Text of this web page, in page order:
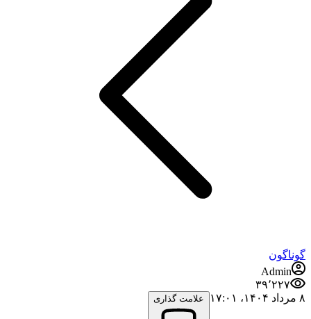
گوناگون
Admin
۳۹٬۲۲۷
۸ مرداد ۱۴۰۴،‏ ۱۷:۰۱
علامت گذاری